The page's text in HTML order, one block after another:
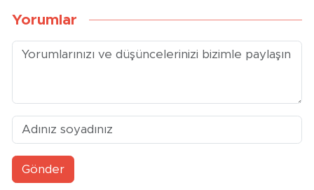
Yorumlar
Gönder